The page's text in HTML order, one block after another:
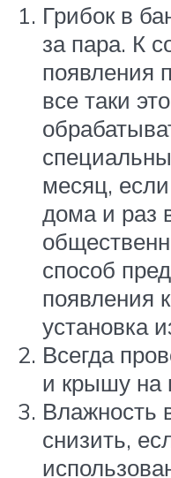
Грибок в
за пара. К
появления
все таки
месяц,
дома и раз
способ
появления
установка
Всегда
и крышу на
Влажность
снизить,